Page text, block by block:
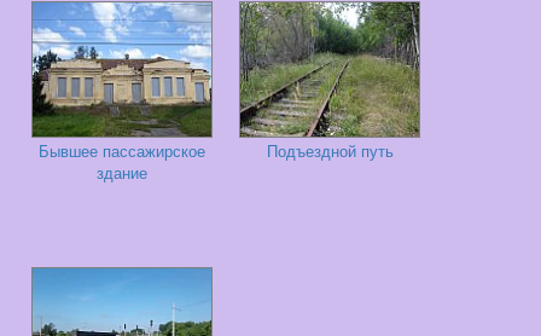
Бывшее пассажирское
здание
Подъездной путь